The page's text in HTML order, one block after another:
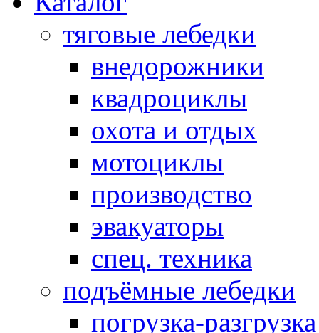
тяговые лебедки
внедорожники
квадроциклы
охота и отдых
мотоциклы
производство
эвакуаторы
спец. техника
подъёмные лебедки
погрузка-разгрузка